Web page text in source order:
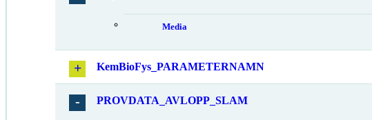
Media
KemBioFys_PARAMETERNAMN
PROVDATA_AVLOPP_SLAM